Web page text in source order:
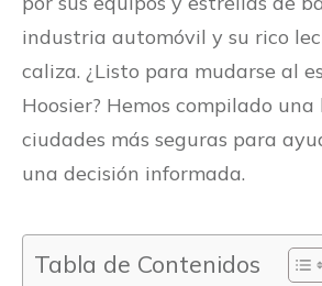
industria automóvil y su rico
caliza. ¿Listo para mudarse al
Hoosier? Hemos compilado
ciudades más seguras para
una decisión informada.
Tabla de Contenidos